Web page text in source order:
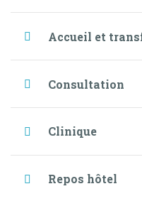
Accueil et
Consultation
Clinique
Repos hôtel